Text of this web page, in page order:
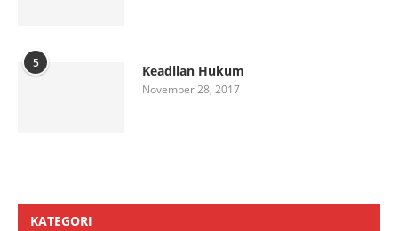
5 Keadilan Hukum
November 28, 2017
KATEGORI